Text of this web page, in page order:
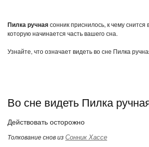
Пилка ручнаясонник приснилось, к чему
которую начинается часть вашего сна.
Узнайте, что означает видеть во сне Пилка
Во сне видеть Пилка
Действовать осторожно
Толкование снов изСонник Хассе